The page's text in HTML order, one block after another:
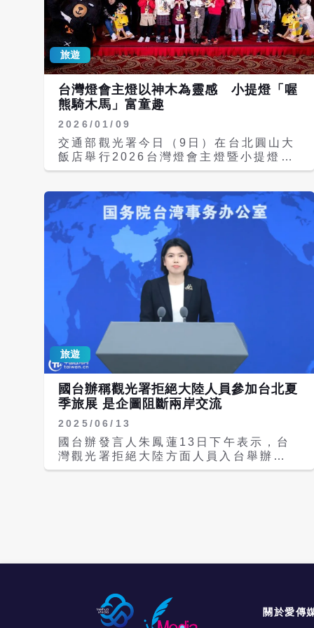
來台國際旅客429萬4589人次，較去年
成長2.3％，但未達1千萬人次目標的一
半。若要達到千萬旅客目標，未來平均每
個月至少要吸引近百萬人次國際客，才能
達標。至於出國旅客人數則高達1065萬
4670人次，首度突破千萬大關，較去年
同期大增151萬人次。 今年上半年來台
旅客以日本旅客68萬499人次占比最
高、占15.8％，其次為香港52萬7879
人，占12.3％，韓國52萬5775人、占
12.2％、菲律賓40萬827人次、占
上半年累計1065萬4670人次出國，國
人最愛出國目的地仍是日本393萬3002
人次，占36.9％，其餘依序為大陸184
萬7061人（17.3％）、韓國113萬
2354人（10.6％）、香港87萬2510人
（8.2％）、越南59萬7001人
（5.6％）、泰國54萬3235人
（5.1％）。 出境大於入境 觀光數：反
映的是國民所得提升 觀光署表示，今年
國際旅遊環境受重大事件的影響甚鉅，特
別是中東戰事導致區域安全及燃油成本上
揚，對國際旅遊產生衝擊。至於觀光逆差
持續擴大，觀光署表示，受新台幣匯差、
地緣政治、競爭國家放寬簽證及颱風等因
素影響，來台旅客成長未如預期。 針對
國人出國熱潮未減，觀光署解釋，主因航
班供給擴增、日幣匯率優勢、股市榮景帶
動消費信心，以及春節長假等因素；同
時，受中東局勢影響引發航空燃油附加費
調漲預期，催化民眾提前出國的熱潮。觀
展國際旅客重遊及會展順道遊，並深化區
域旅遊體驗，以延長旅客停留天數、鎖定
旅遊
台灣燈會主燈以神木為靈感 小提燈「喔
熊騎木馬」富童趣
2026/01/09
交通部觀光署今日（9日）在台北圓山大
飯店舉行2026台灣燈會主燈暨小提燈造
型發表記者會。其中高達21公尺的2026
太陽、神木與水霧做為核心意象，並融合
聲光藝術、數位製造與新媒體創作，打造
沉浸式聲光劇場體驗。另外很受歡迎的小
提燈，今年首度結合2026年生肖「馬」
以及台灣觀光代言人「喔熊」，以喔熊騎
在木馬上做為造型，極富童趣。 交通部
次長林國顯表示，台灣燈會邁入第37
屆，本次主燈名是「光沐世界的阿里
山」，由藝術家姚仲涵、盧彥臣與陳威志
（Rex Takeshi）共同創作，以阿里山
神木為靈感，高達21公尺的主體如同矗
立山林巨木，外部結構採用循環木料拼貼
而成，展現永續再生的環保精神。主燈上
半部以圓形環圈設計，象徵山巒間冉冉升
起的太陽，並以太陽、神木與水霧做為核
心意象，融合聲光藝術、數位製造與新媒
體創作，打造沉浸式聲光劇場體驗。 另
外，觀光署署長陳玉秀表示，每年深受大
小朋友及國際旅客喜愛的台灣燈會小提
燈，今年首度結合2026年生肖「馬」以
宵期間好玩好看盡在台灣燈會主辦城市嘉
將於3月3日（星期二）元宵節當日晚間7
點開燈，燈會期間主燈每半小時一場燈光
秀，燈會3月15日（星期日）晚上10點
旅遊
國台辦稱觀光署拒絕大陸人員參加台北夏
季旅展 是企圖阻斷兩岸交流
2025/06/13
國台辦發言人朱鳳蓮13日下午表示，台
灣觀光署拒絕大陸方面人員入台舉辦
2025海峽兩岸台北夏季旅展申請，對旅
秉持「兩岸一家親」理念，積極支持推動
兩岸人員往來正常化和各領域交流常態
化，回應兩岸同胞希望加強交流往來的熱
關於愛傳